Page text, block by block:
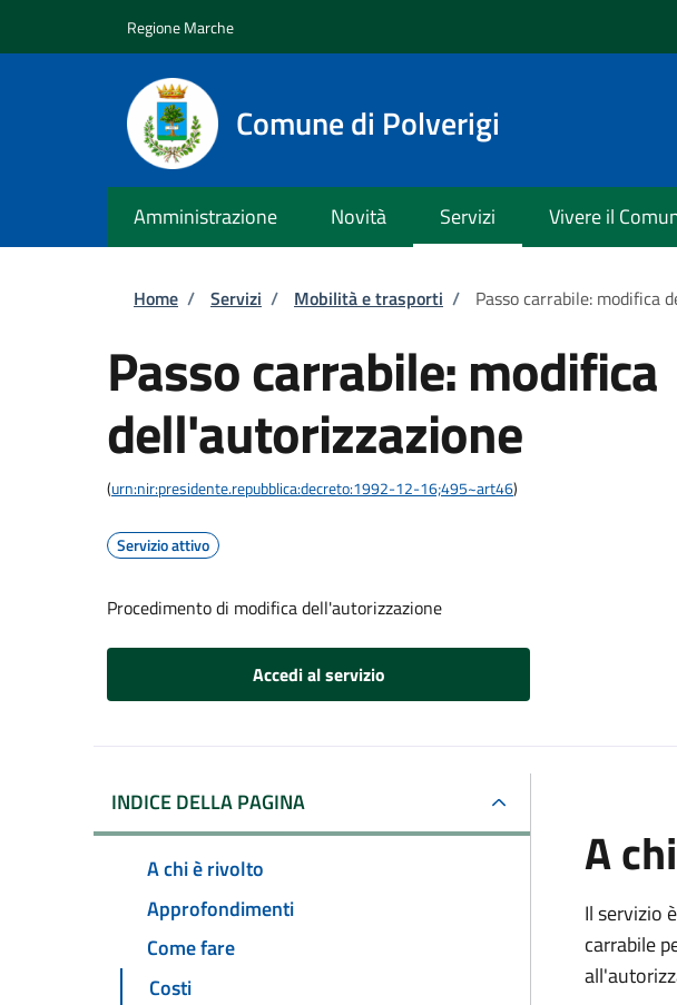
Regione Marche
Comune di Polverigi
Amministrazione Novità Servizi Vivere il
Briciole di pane
Home / Servizi / Mobilità e trasporti / Passo carrabile: modifica
Passo carrabile: modifica
dell'autorizzazione
(urn:nir:presidente.repubblica:decreto:1992-12-16;495~art46)
Servizio attivo
Procedimento di modifica dell'autorizzazione
Accedi al servizio
INDICE DELLA PAGINA
A chi è rivolto
Approfondimenti
Come fare
Costi
A
Il servizio
carrabile